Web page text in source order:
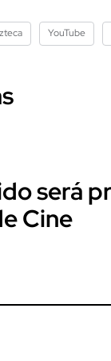
YouTube
será
Cine